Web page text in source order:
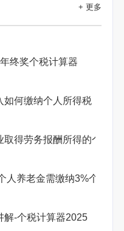
+ 更多
终奖个税计算器
如何缴纳个人所得税
取得劳务报酬所得的个人
人养老金需缴纳3%个人所
解-个税计算器2025